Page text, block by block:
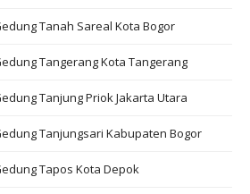
Tanah Sareal Kota Bogor
Tangerang Kota Tangerang
Tanjung Priok Jakarta Utara
Tanjungsari Kabupaten Bogor
Tapos Kota Depok